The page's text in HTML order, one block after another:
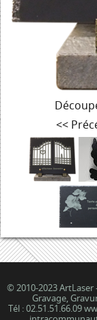
<<
© 2010-2023 ArtLaser
Gravage,
Tél : 02.51.51.66.09